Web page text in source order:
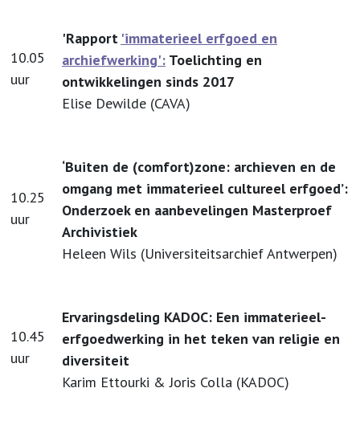
10.05
uur
'Rapport 'immaterieel erfgoed en
archiefwerking': Toelichting en
ontwikkelingen sinds 2017
Elise Dewilde (CAVA)
10.25
uur
‘Buiten de (comfort)zone: archieven en de
omgang met immaterieel cultureel erfgoed’:
Onderzoek en aanbevelingen Masterproef
Archivistiek
Heleen Wils (Universiteitsarchief Antwerpen)
10.45
uur
Ervaringsdeling KADOC: Een immaterieel-
erfgoedwerking in het teken van religie en
diversiteit
Karim Ettourki & Joris Colla (KADOC)